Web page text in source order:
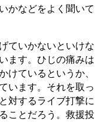
かなどをよく聞いて
ていかないといけな
ます。ひじの痛みは
けているというか、
います。それを取っ
対するライブ打撃に
ことだろう。救援投